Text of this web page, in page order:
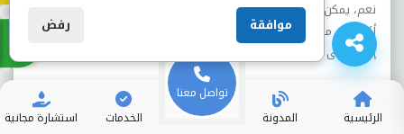
الرئيسية المدونة
تواصل معنا
الخدمات
استشارة مجانية
نعم، يمكن للطلاب الدوليين التقديم، ويُشترط عادةً تقديم سجل
أكاديمي مترجم، وإثبات كفاءة اللغة الإنجليزية عبر TOEFL أو IELTS،
إضافة إلى المستندات الأخرى مثل خطاب الغرض وخطابات التوصية.
موافقة رفض